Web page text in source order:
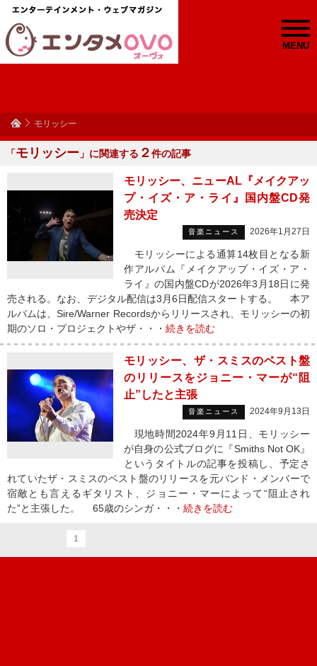
MENU
モリッシー
「モリッシー 」に関連する ２件の記事
モリッシー、ニューAL『メイクアッ
プ・イズ・ア・ライ』国内盤CD発
売決定
音楽ニュース 2026年1月27日
モリッシーによる通算14枚目となる新
作アルバム『メイクアップ・イズ・ア・
ライ』の国内盤CDが2026年3月18日に発
売される。なお、デジタル配信は3月6日配信スタートする。 本ア
ルバムは、Sire/Warner Recordsからリリースされ、モリッシーの初
期のソロ・プロジェクトやザ・・・ 続きを読む
モリッシー、ザ・スミスのベスト盤
のリリースをジョニー・マーが“阻
止”したと主張
音楽ニュース 2024年9月13日
現地時間2024年9月11日、モリッシー
が自身の公式ブログに『Smiths Not OK』
というタイトルの記事を投稿し、予定さ
れていたザ・スミスのベスト盤のリリースを元バンド・メンバーで
宿敵とも言えるギタリスト、ジョニー・マーによって“阻止され
た”と主張した。 65歳のシンガ・・・ 続きを読む
1